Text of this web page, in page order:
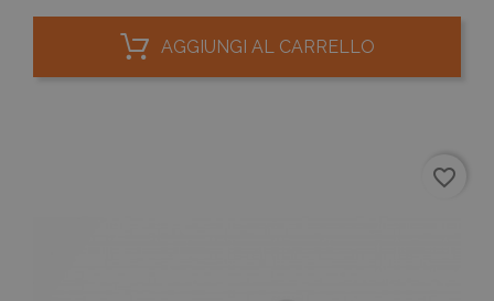
AGGIUNGI AL CARRELLO
favorite_border